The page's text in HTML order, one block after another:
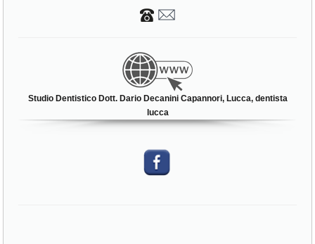
Studio Dentistico Dott. Dario Decanini Capannori, Lucca, dentista
lucca